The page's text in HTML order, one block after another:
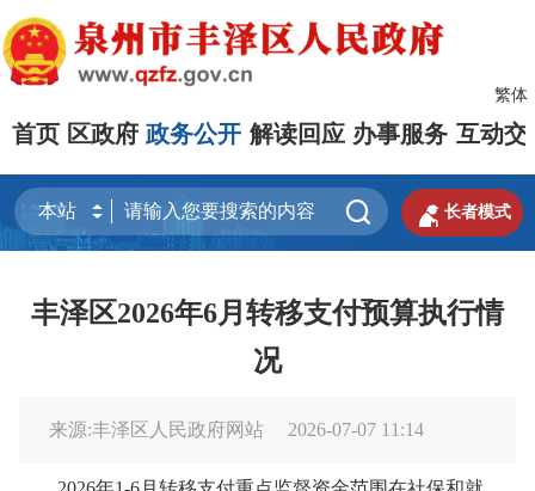
繁体
首页 区政府 政务公开 解读回应 办事服务 互动交
  长者模式
丰泽区2026年6月转移支付预算执行情
况
来源:丰泽区人民政府网站 2026-07-07 11:14